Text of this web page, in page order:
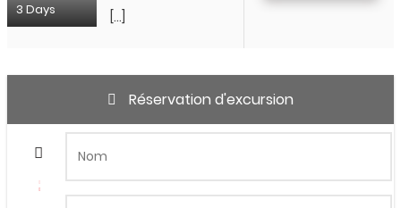
3 Days […]
Réservation d'excursion